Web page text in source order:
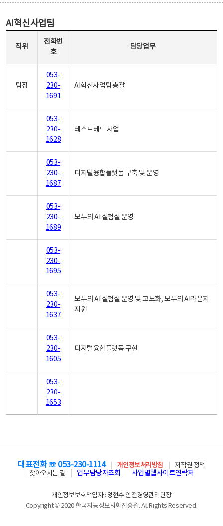
AI혁신사업팀
직위
전화번
호
담당업무
팀장
053-
230-
1691
AI혁신사업팀 총괄
053-
230-
1628
테스트베드 사업
053-
230-
1687
디지털융합플랫폼 구축 및 운영
053-
230-
1689
모두의 AI 실험실 운영
053-
230-
1695
053-
230-
1637
모두의 AI 실험실 운영 및 고도화, 모두의 AI라운지
지원
053-
230-
1605
디지털융합플랫폼 구현
053-
230-
1653
대표전화 ☏ 053-230-1114 개인정보처리방침
저작권 정책
찾아오시는 길
업무담당자조회 사업별웹사이트연락처
개인정보보호책임자 : 양현수 안전경영관리단장
Copyright © 2020 한국지능정보사회진흥원. All Rights Reserved.